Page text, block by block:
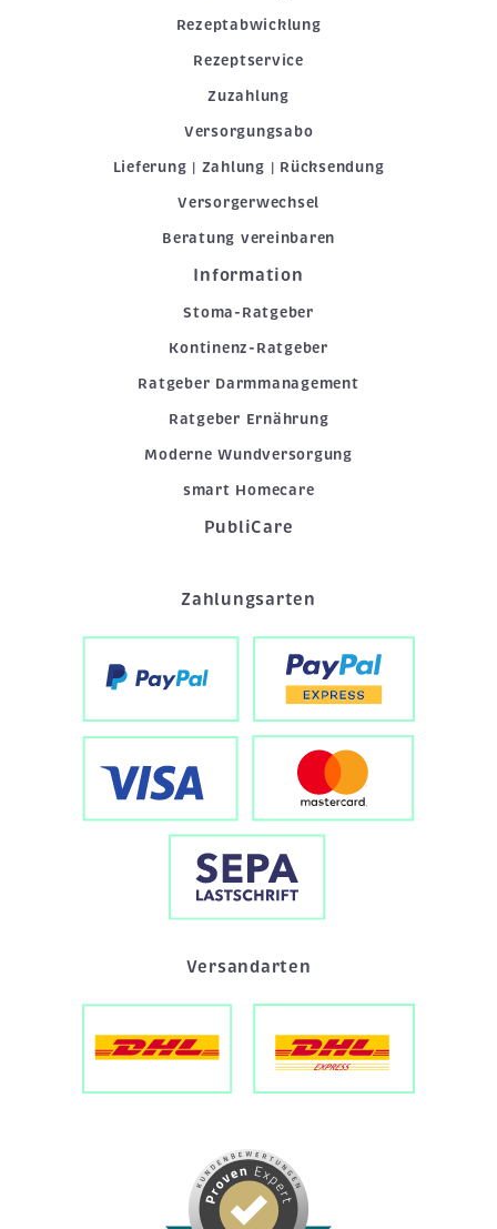
Rezeptabwicklung
Rezeptservice
Zuzahlung
Versorgungsabo
Lieferung | Zahlung | Rücksendung
Versorgerwechsel
Beratung vereinbaren
Information
Stoma-Ratgeber
Kontinenz-Ratgeber
Ratgeber Darmmanagement
Ratgeber Ernährung
Moderne Wundversorgung
smart Homecare
PubliCare
Zahlungsarten
Versandarten